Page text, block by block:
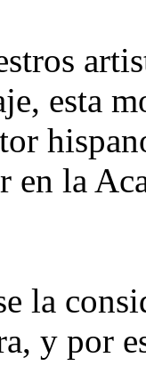
esta
en la
la
y por